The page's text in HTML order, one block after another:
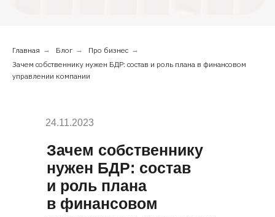
Главная → Блог → Про бизнес →
Зачем собственнику нужен БДР: состав и роль плана в финансовом
управлении компании
Зачем собственнику
нужен БДР: состав
и роль плана
в финансовом
24.11.2023